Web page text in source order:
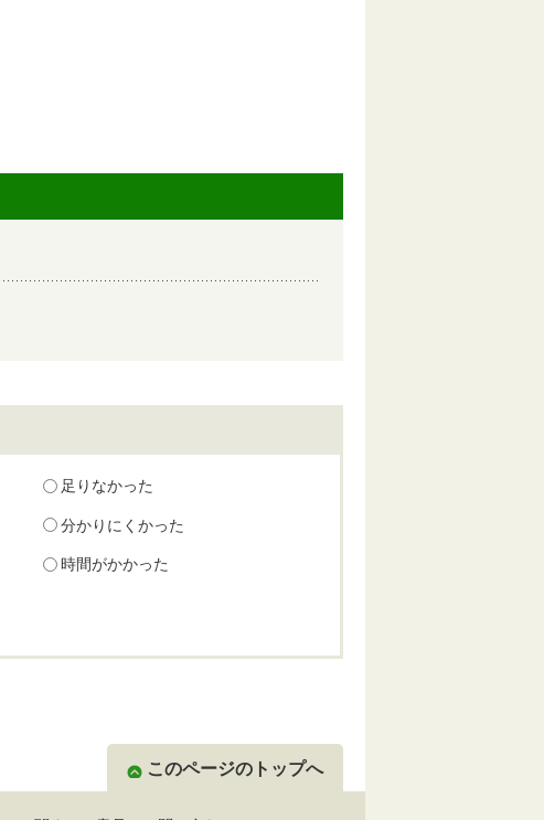
足りなかった
分かりにくかった
時間がかかった
このページのトップへ